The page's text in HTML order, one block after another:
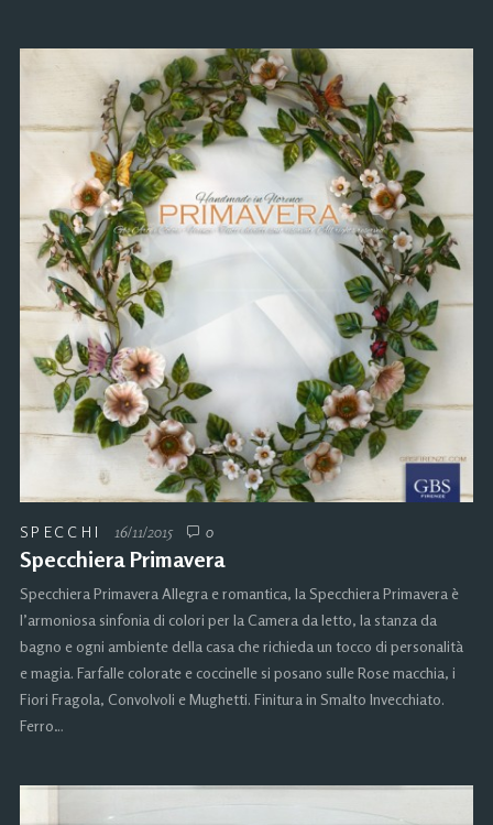
SPECCHI 16/11/2015 0
Specchiera Primavera
Specchiera Primavera Allegra e romantica, la Specchiera Primavera è
l’armoniosa sinfonia di colori per la Camera da letto, la stanza da
bagno e ogni ambiente della casa che richieda un tocco di personalità
e magia. Farfalle colorate e coccinelle si posano sulle Rose macchia, i
Fiori Fragola, Convolvoli e Mughetti. Finitura in Smalto Invecchiato.
Ferro…